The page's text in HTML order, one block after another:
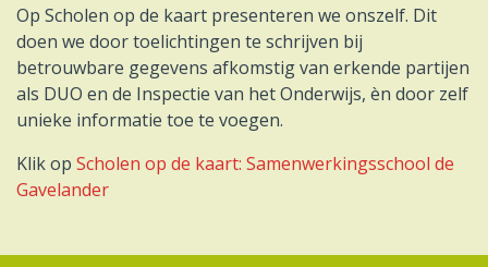
Op Scholen op de kaart presenteren we onszelf. Dit
doen we door toelichtingen te schrijven bij
betrouwbare gegevens afkomstig van erkende partijen
als DUO en de Inspectie van het Onderwijs, èn door zelf
unieke informatie toe te voegen.
Klik op Scholen op de kaart: Samenwerkingsschool de
Gavelander